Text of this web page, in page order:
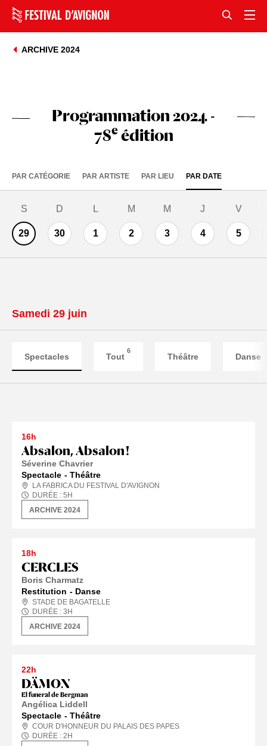
ARCHIVE 2024
Programmation 2024 -
78eédition
PAR CATÉGORIE PAR ARTISTE PAR LIEU PAR DATE
s
29
d
30
l
1
m
2
m
3
j
4
v
5
samedi 29 juin
Spectacles Tout
6
Théâtre Danse
Absalon, Absalon !
Séverine Chavrier
16h
Spectacle Théâtre
LA FABRICA DU FESTIVAL D'AVIGNON
DURÉE : 5 H
ARCHIVE 2024
CERCLES
Boris Charmatz
18h
Restitution Danse
STADE DE BAGATELLE
DURÉE : 3 H
ARCHIVE 2024
DÄMON
El funeral de Bergman
Angélica Liddell
22h
Spectacle Théâtre
COUR D'HONNEUR DU PALAIS DES PAPES
DURÉE : 2 H